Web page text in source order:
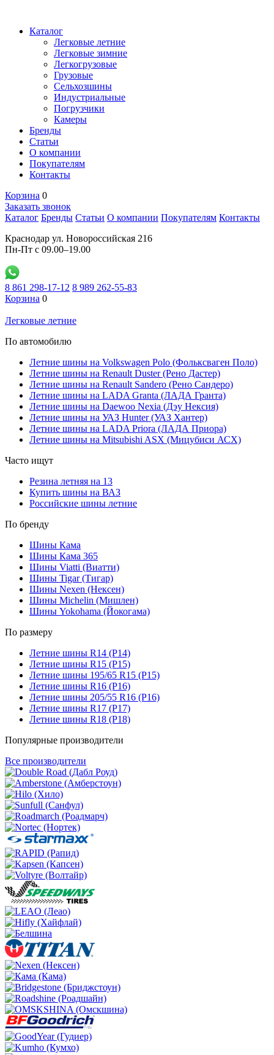
Каталог
Легковые летние
Легковые зимние
Легкогрузовые
Грузовые
Сельхозшины
Индустриальные
Погрузчики
Камеры
Бренды
Статьи
О компании
Покупателям
Контакты
Корзина 0
Заказать звонок
Каталог Бренды Статьи О компании Покупателям Контакты
Краснодар ул. Новороссийская 216
Пн-Пт с 09.00–19.00
8 861 298-17-12 8 989 262-55-83
Корзина 0
Легковые летние
По автомобилю
Летние шины на Volkswagen Polo (Фольксваген Поло)
Летние шины на Renault Duster (Рено Дастер)
Летние шины на Renault Sandero (Рено Сандеро)
Летние шины на LADA Granta (ЛАДА Гранта)
Летние шины на Daewoo Nexia (Дэу Нексия)
Летние шины на УАЗ Hunter (УАЗ Хантер)
Летние шины на LADA Priora (ЛАДА Приора)
Летние шины на Mitsubishi ASX (Мицубиси АСХ)
Часто ищут
Резина летняя на 13
Купить шины на ВАЗ
Российские шины летние
По бренду
Шины Кама
Шины Кама 365
Шины Viatti (Виатти)
Шины Tigar (Тигар)
Шины Nexen (Нексен)
Шины Michelin (Мишлен)
Шины Yokohama (Йокогама)
По размеру
Летние шины R14 (Р14)
Летние шины R15 (Р15)
Летние шины 195/65 R15 (Р15)
Летние шины R16 (Р16)
Летние шины 205/55 R16 (Р16)
Летние шины R17 (Р17)
Летние шины R18 (Р18)
Популярные производители
Все производители